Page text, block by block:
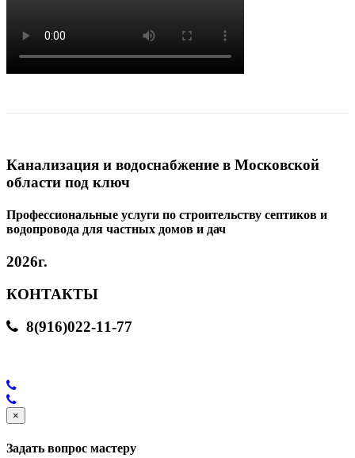
Канализация и водоснабжение в Московской
области под ключ
Профессиональные услуги по строительству септиков и
водопровода для частных домов и дач
2026г.
КОНТАКТЫ
8(916)022-11-77
×
Задать вопрос мастеру